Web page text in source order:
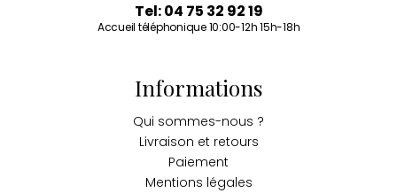
Tel: 04 75 32 92 19
Accueil téléphonique 10:00-12h 15h-18h
Informations
Qui sommes-nous ?
Livraison et retours
Paiement
Mentions légales